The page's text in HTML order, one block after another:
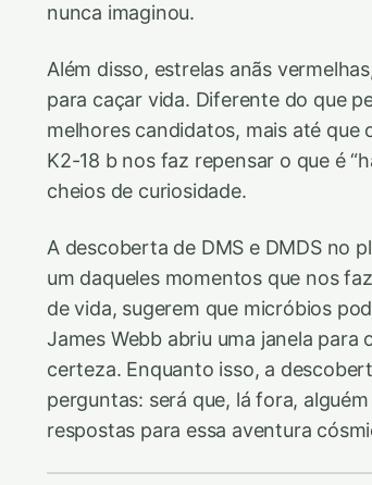
nunca imaginou.
Além disso, estrelas anãs
para caçar vida. Diferente do que
melhores candidatos, mais até que
K2-18 b nos faz repensar o que é
cheios de curiosidade.
A descoberta de DMS e DMDS no
um daqueles momentos que nos
de vida, sugerem que micróbios
James Webb abriu uma janela
certeza. Enquanto isso, a
perguntas: será que, lá fora,
respostas para essa aventura